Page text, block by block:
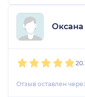
нас вовремя и в
клинике было
комфортно
Оксана
Отзыв оставлен